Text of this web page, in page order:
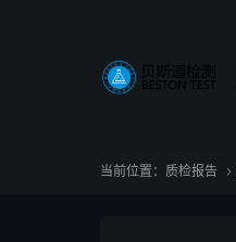
当前位置： 质检报告 